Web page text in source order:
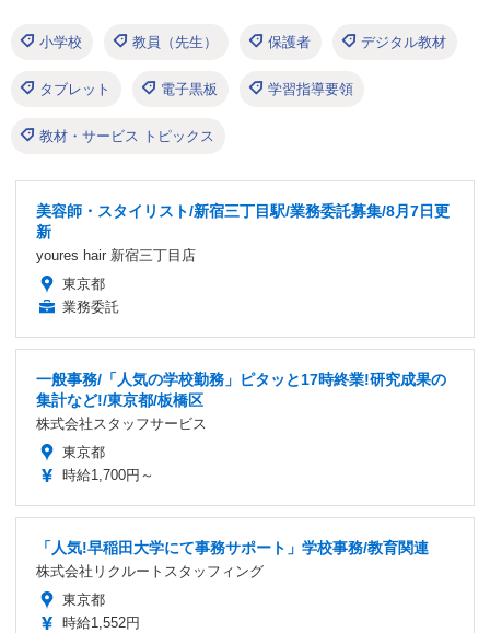
小学校 教員（先生） 保護者 デジタル教材
タブレット 電子黒板 学習指導要領
教材・サービス トピックス
美容師・スタイリスト/新宿三丁目駅/業務委託募集/8月7日更
新
youres hair 新宿三丁目店
東京都
業務委託
一般事務/「人気の学校勤務」ピタッと17時終業!研究成果の
集計など!/東京都/板橋区
株式会社スタッフサービス
東京都
時給1,700円～
「人気!早稲田大学にて事務サポート」学校事務/教育関連
株式会社リクルートスタッフィング
東京都
時給1,552円